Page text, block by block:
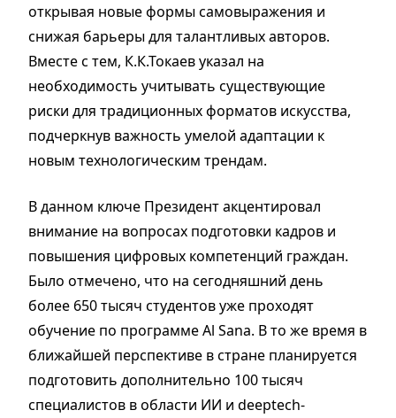
открывая новые формы самовыражения и
снижая барьеры для талантливых авторов.
Вместе с тем, К.К.Токаев указал на
необходимость учитывать существующие
риски для традиционных форматов искусства,
подчеркнув важность умелой адаптации к
новым технологическим трендам.
В данном ключе Президент акцентировал
внимание на вопросах подготовки кадров и
повышения цифровых компетенций граждан.
Было отмечено, что на сегодняшний день
более 650 тысяч студентов уже проходят
обучение по программе Al Sana. В то же время в
ближайшей перспективе в стране планируется
подготовить дополнительно 100 тысяч
специалистов в области ИИ и deeptech-